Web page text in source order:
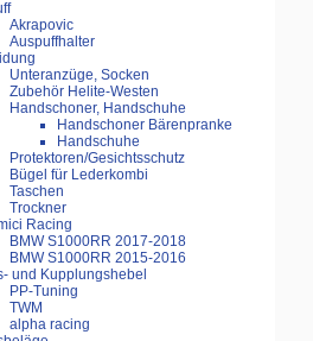
Akrapovic
Auspuffhalter
Unteranzüge, Socken
Zubehör Helite-Westen
Handschoner, Handschuhe
Handschoner Bärenpranke
Handschuhe
Protektoren/Gesichtsschutz
Bügel für Lederkombi
Taschen
Trockner
Racing
BMW S1000RR 2017-2018
BMW S1000RR 2015-2016
und Kupplungshebel
PP-Tuning
TWM
alpha racing